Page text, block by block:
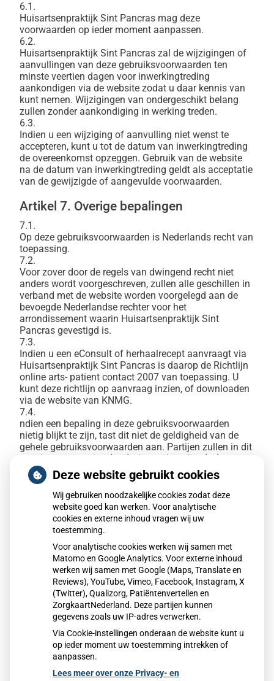
6.1.
Huisartsenpraktijk Sint Pancras mag deze
voorwaarden op ieder moment aanpassen.
6.2.
Huisartsenpraktijk Sint Pancras zal de wijzigingen of
aanvullingen van deze gebruiksvoorwaarden ten
minste veertien dagen voor inwerkingtreding
aankondigen via de website zodat u daar kennis van
kunt nemen. Wijzigingen van ondergeschikt belang
zullen zonder aankondiging in werking treden.
6.3.
Indien u een wijziging of aanvulling niet wenst te
accepteren, kunt u tot de datum van inwerkingtreding
de overeenkomst opzeggen. Gebruik van de website
na de datum van inwerkingtreding geldt als acceptatie
van de gewijzigde of aangevulde voorwaarden.
Artikel 7. Overige bepalingen
7.1.
Op deze gebruiksvoorwaarden is Nederlands recht van
toepassing.
7.2.
Voor zover door de regels van dwingend recht niet
anders wordt voorgeschreven, zullen alle geschillen in
verband met de website worden voorgelegd aan de
bevoegde Nederlandse rechter voor het
arrondissement waarin Huisartsenpraktijk Sint
Pancras gevestigd is.
7.3.
Indien u een eConsult of herhaalrecept aanvraagt via
Huisartsenpraktijk Sint Pancras is daarop de Richtlijn
online arts- patient contact 2007 van toepassing. U
kunt deze richtlijn op aanvraag inzien, of downloaden
via de website van KNMG.
7.4.
ndien een bepaling in deze gebruiksvoorwaarden
nietig blijkt te zijn, tast dit niet de geldigheid van de
gehele gebruiksvoorwaarden aan. Partijen zullen in dit
geval ter vervanging (een) nieuwe bepaling(en)
vaststellen, waarmee zoveel als rechtens mogelijk is
aan de bedoeling van de oorspronkelijke bepaling
gestalte wordt gegeven.
Huisartsenpraktijk Sint Pancras is gerechtigd haar
rechten en verplichtingen uit de overeenkomst over te
dragen aan een derde die de website of de betreffende
bedrijfsactiviteit van haar overneemt.
Afwijkingen van deze gebruiksvoorwaarden zijn alleen
bindend indien deze door Huisartsenpraktijk Sint
Pancras schriftelijk zijn aanvaard.
Vragen die ontstaan zijn na het lezen van deze
gebruiksvoorwaarden kunt u stellen via de praktijk.
Deze website gebruikt cookies
Wij gebruiken noodzakelijke cookies zodat deze
website goed kan werken. Voor analytische
cookies en externe inhoud vragen wij uw
toestemming.
Voor analytische cookies werken wij samen met
Matomo en Google Analytics. Voor externe inhoud
werken wij samen met Google (Maps, Translate en
Reviews), YouTube, Vimeo, Facebook, Instagram, X
(Twitter), Qualizorg, Patiëntenvertellen en
ZorgkaartNederland. Deze partijen kunnen
gegevens zoals uw IP-adres verwerken.
Via Cookie-instellingen onderaan de website kunt u
op ieder moment uw toestemming intrekken of
aanpassen.
Lees meer over onze Privacy- en